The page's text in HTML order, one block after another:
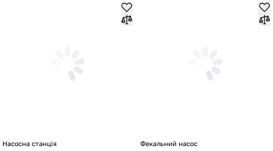
Насосна станція Фекальний насос